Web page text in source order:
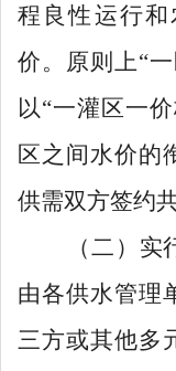
程良性运行
价。原则上“
以“一灌区一价
区之间水价的
供需双方签约
（二） 实
由各供水管理
三方或其他多